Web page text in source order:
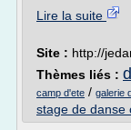
Lire la suite
Site : http://
Thèmes liés :
camp d'ete / galerie
stage de danse